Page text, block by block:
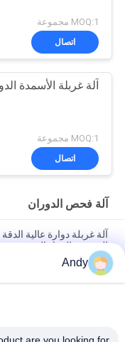
MOQ:1 مجموعة
اتصال
آلة غربلة الأسمدة
MOQ:1 مجموعة
اتصال
آلة فحص الدوران
آلة غربلة دوارة عالية
الدقيقة والمواد الهشة
آلة الفحص الدوارية
سلس منخفض الضوضاء
آلة غربلة دوارة تستخدم
Andy